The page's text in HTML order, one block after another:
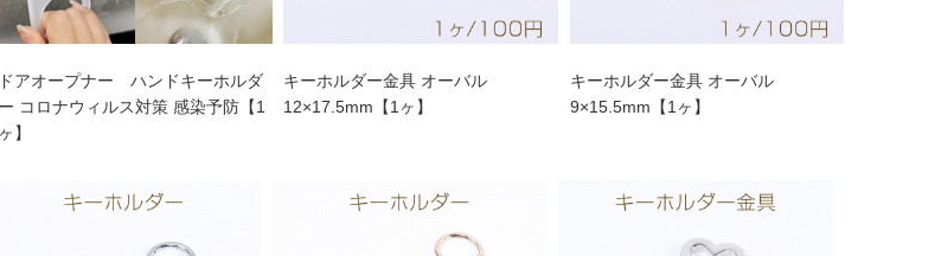
ドアオープナー ハンドキーホルダ
ー コロナウィルス対策 感染予防【1
ヶ】
キーホルダー金具 オーバル
12×17.5mm【1ヶ】
キーホルダー金具 オーバル
9×15.5mm【1ヶ】